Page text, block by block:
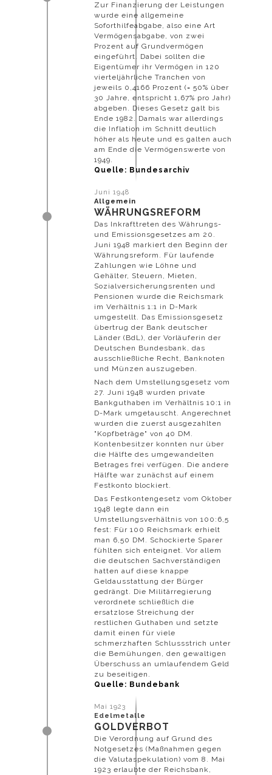
Zur Finanzierung der Leistungen
wurde eine allgemeine
Soforthilfeabgabe, also eine Art
Vermögensabgabe, von zwei
Prozent auf Grundvermögen
eingeführt. Dabei sollten die
Eigentümer ihr Vermögen in 120
vierteljährliche Tranchen von
jeweils 0,4166 Prozent (= 50% über
30 Jahre, entspricht 1,67% pro Jahr)
abgeben. Dieses Gesetz galt bis
Ende 1982. Damals war allerdings
die Inflation im Schnitt deutlich
höher als heute und es galten auch
am Ende die Vermögenswerte von
1949.
Quelle: Bundesarchiv
Juni 1948
Allgemein
WÄHRUNGSREFORM
Das Inkrafttreten des Währungs-
und Emissionsgesetzes am 20.
Juni 1948 markiert den Beginn der
Währungsreform. Für laufende
Zahlungen wie Löhne und
Gehälter, Steuern, Mieten,
Sozialversicherungsrenten und
Pensionen wurde die Reichsmark
im Verhältnis 1:1 in D-Mark
umgestellt. Das Emissionsgesetz
übertrug der Bank deutscher
Länder (BdL), der Vorläuferin der
Deutschen Bundesbank, das
ausschließliche Recht, Banknoten
und Münzen auszugeben.
Nach dem Umstellungsgesetz vom
27. Juni 1948 wurden private
Bankguthaben im Verhältnis 10:1 in
D-Mark umgetauscht. Angerechnet
wurden die zuerst ausgezahlten
"Kopfbeträge" von 40 DM.
Kontenbesitzer konnten nur über
die Hälfte des umgewandelten
Betrages frei verfügen. Die andere
Hälfte war zunächst auf einem
Festkonto blockiert.
Das Festkontengesetz vom Oktober
1948 legte dann ein
Umstellungsverhältnis von 100:6,5
fest: Für 100 Reichsmark erhielt
man 6,50 DM. Schockierte Sparer
fühlten sich enteignet. Vor allem
die deutschen Sachverständigen
hatten auf diese knappe
Geldausstattung der Bürger
gedrängt. Die Militärregierung
verordnete schließlich die
ersatzlose Streichung der
restlichen Guthaben und setzte
damit einen für viele
schmerzhaften Schlussstrich unter
die Bemühungen, den gewaltigen
Überschuss an umlaufendem Geld
zu beseitigen.
Quelle: Bundebank
Mai 1923
Edelmetalle
GOLDVERBOT
Die Verordnung auf Grund des
Notgesetzes (Maßnahmen gegen
die Valutaspekulation) vom 8. Mai
1923 erlaubte der Reichsbank,